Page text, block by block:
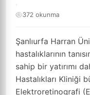
Şanlıurfa Harran
hastalıklarının
sahip bir yatırımı
Hastalıkları Kliniği
Elektroretinografi
·
372 okunma